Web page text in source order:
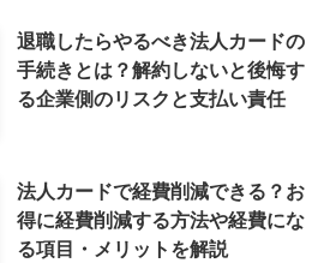
退職したらやるべき法人カードの
手続きとは？解約しないと後悔す
る企業側のリスクと支払い責任
法人カードで経費削減できる？お
得に経費削減する方法や経費にな
る項目・メリットを解説